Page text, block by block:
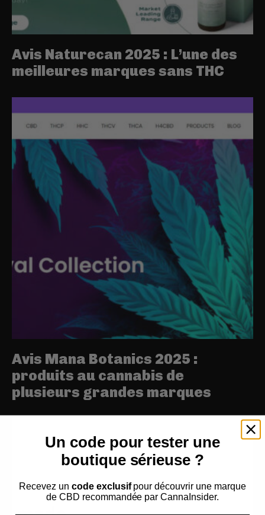
Avis Naturecan 2025 : L’une des
meilleures marques sans THC
Avis Mana Botanics 2025 :
produits au cannabis de
plusieurs grandes marques
Un code pour tester une
boutique sérieuse ?
Recevez un code exclusifpour découvrir une marque
de CBD recommandée par CannaInsider.